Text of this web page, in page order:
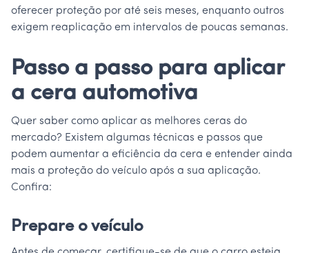
oferecer proteção por até seis meses, enquanto outros
exigem reaplicação em intervalos de poucas semanas.
Passo a passo para aplicar
a cera automotiva
Quer saber como aplicar as melhores ceras do
mercado? Existem algumas técnicas e passos que
podem aumentar a eficiência da cera e entender ainda
mais a proteção do veículo após a sua aplicação.
Confira:
Prepare o veículo